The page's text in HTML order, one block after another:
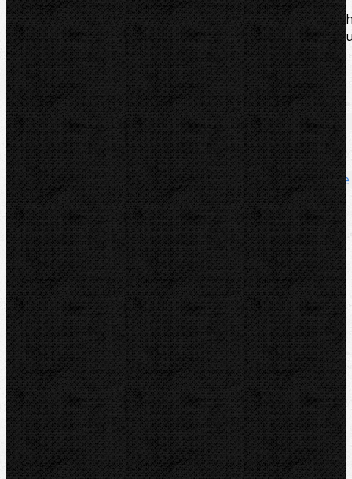
Virax malá ruční ohýbačka pro ohýbání
měděnných trubek do tloušťky stěny 1,2mm. Úhel
0 až 180˚. Páky z pevné oceli.
Zařazení
Mechanické
Mechanické / Ohýbačky a ohýbací sady
Komentáře
Přidat komentář
Sortiment
Akce
Mechanické
Ohýbačky a ohýbací sady
Ohýbací segmenty REMS
Ohýbací segmenty CBC